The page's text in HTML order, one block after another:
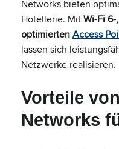
Networks bieten
Hotellerie. MitWi-Fi 6-
optimiertenAccess
lassen sich
Netzwerke realisieren.
Vorteile
Networks